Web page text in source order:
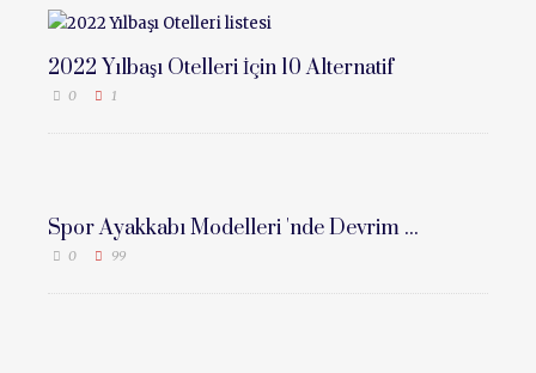
2022 Yılbaşı Otelleri İçin 10 Alternatif
0 1
Spor Ayakkabı Modelleri 'nde Devrim ...
0 99